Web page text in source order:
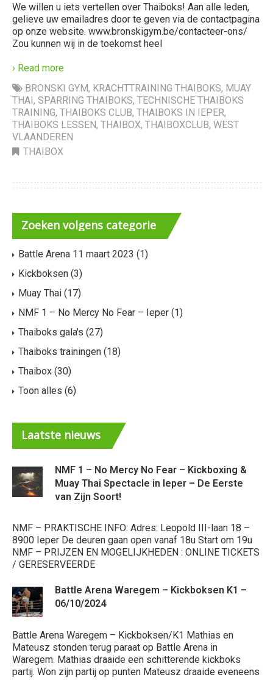
We willen u iets vertellen over Thaiboks! Aan alle leden,
gelieve uw emailadres door te geven via de contactpagina
op onze website. www.bronskigym.be/contacteer-ons/
Zou kunnen wij in de toekomst heel
› Read more
BRONSKI GYM, KRACHTTRAINING THAIBOKS, MUAY
THAI, SPARRING THAIBOKS, TECHNISCHE THAIBOKS
TRAINING, THAIBOKS CLUB, THAIBOKS IN IEPER,
THAIBOKS LESSEN, THAIBOX, THAIBOXCLUB, WEST
VLAANDEREN
THAIBOX
Zoeken volgens categorie
Battle Arena 11 maart 2023 (1)
Kickboksen (3)
Muay Thai (17)
NMF 1 – No Mercy No Fear – Ieper (1)
Thaiboks gala's (27)
Thaiboks trainingen (18)
Thaibox (30)
Toon alles (6)
Laatste nieuws
NMF 1 – No Mercy No Fear – Kickboxing &
Muay Thai Spectacle in Ieper – De Eerste
van Zijn Soort!
NMF – PRAKTISCHE INFO: Adres: Leopold III-laan 18 –
8900 Ieper De deuren gaan open vanaf 18u Start om 19u
NMF – PRIJZEN EN MOGELIJKHEDEN : ONLINE TICKETS
/ GERESERVEERDE
Battle Arena Waregem – Kickboksen K1 –
06/10/2024
Battle Arena Waregem – Kickboksen/K1 Mathias en
Mateusz stonden terug paraat op Battle Arena in
Waregem. Mathias draaide een schitterende kickboks
partij. Won zijn partij op punten Mateusz draaide eveneens